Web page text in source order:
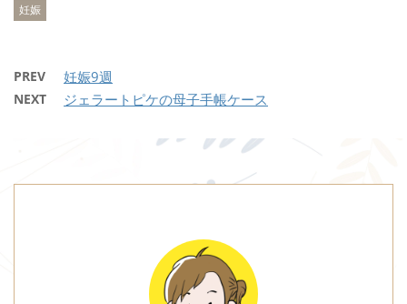
妊娠
PREV 妊娠9週
NEXT ジェラートピケの母子手帳ケース